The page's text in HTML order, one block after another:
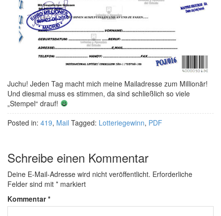
Juchu! Jeden Tag macht mich meine Mailadresse zum Millionär!
Und diesmal muss es stimmen, da sind schließlich so viele
„Stempel“ drauf!
Posted in: 419, Mail Tagged: Lotteriegewinn, PDF
Schreibe einen Kommentar
Deine E-Mail-Adresse wird nicht veröffentlicht. Erforderliche
Felder sind mit * markiert
Kommentar*